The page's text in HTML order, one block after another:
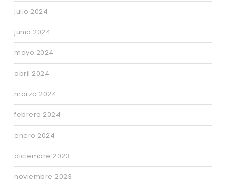
julio 2024
junio 2024
mayo 2024
abril 2024
marzo 2024
febrero 2024
enero 2024
diciembre 2023
noviembre 2023